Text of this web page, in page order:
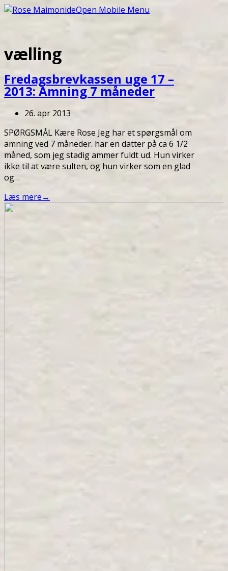
Open Mobile Menu
vælling
Fredagsbrevkassen uge 17 –
2013: Amning 7 måneder
26. apr 2013
SPØRGSMÅL Kære Rose Jeg har et spørgsmål om
amning ved 7 måneder. har en datter på ca 6 1/2
måned, som jeg stadig ammer fuldt ud. Hun virker
ikke til at være sulten, og hun virker som en glad
og…
Læs mere→